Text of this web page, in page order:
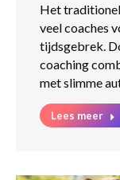
Het
veel coaches
tijdsgebrek.
coaching
met slimme
Lees meer